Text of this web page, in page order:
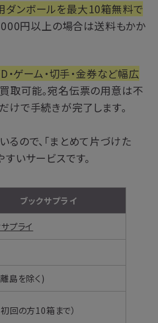
ダンボールを最大10箱無料で
円以上の場合は送料もかか
・ゲーム・切手・金券など幅広
取可能。宛名伝票の用意は不
けで手続きが完了します。
ので、「まとめて片づけた
いサービスです。
ブックサプライ
プライ
島を除く)
回の方10箱まで）